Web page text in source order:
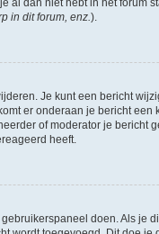
in dit forum, enz. ).
Je kunt een bericht
er onderaan je bericht
of moderator je
heeft.
doen. Als je